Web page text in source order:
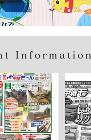
Information